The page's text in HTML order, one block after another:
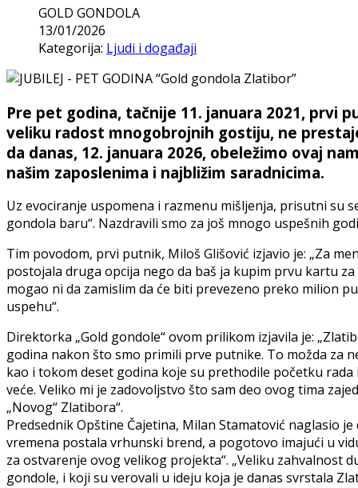
GOLD GONDOLA
13/01/2026
Kategorija: Ljudi i događaji
Pre pet godina, tačnije 11. januara 2021, prvi
veliku radost mnogobrojnih gostiju, ne
da danas, 12. januara 2026, obeležimo ovaj
našim zaposlenima i najbližim saradnicima.
Uz evociranje uspomena i razmenu mišljenja, prisutni su
gondola baru“. Nazdravili smo za još mnogo uspešnih
Tim povodom, prvi putnik, Miloš Glišović izjavio je: „Za
postojala druga opcija nego da baš ja kupim prvu kartu
mogao ni da zamislim da će biti prevezeno preko milion
uspehu“.
Direktorka „Gold gondole“ ovom prilikom izjavila je:
godina nakon što smo primili prve putnike. To možda za
kao i tokom deset godina koje su prethodile početku
veće. Veliko mi je zadovoljstvo što sam deo ovog tima
„Novog“ Zlatibora“.
Predsednik Opštine Čajetina, Milan Stamatović naglasio
vremena postala vrhunski brend, a pogotovo imajući u
za ostvarenje ovog velikog projekta“. „Veliku zahvalnost
gondole, i koji su verovali u ideju koja je danas svrstala